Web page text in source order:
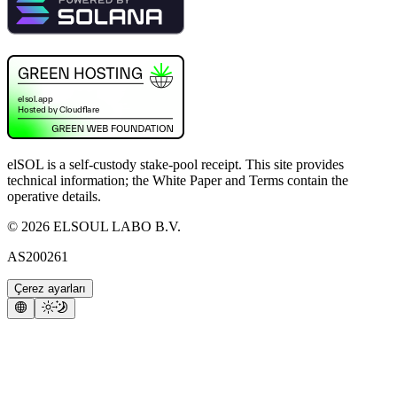
elSOL is a self-custody stake-pool receipt. This site provides
technical information; the White Paper and Terms contain the
operative details.
© 2026 ELSOUL LABO B.V.
AS200261
Çerez ayarları